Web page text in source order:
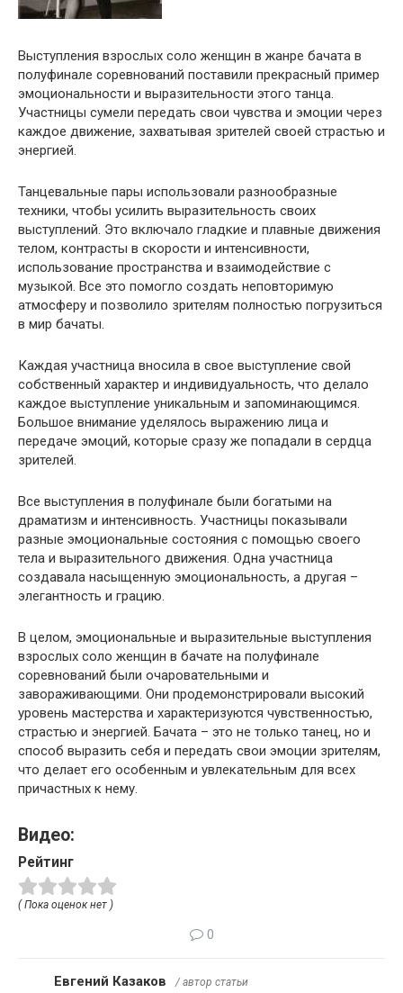
Выступления взрослых соло женщин в жанре бачата в
полуфинале соревнований поставили прекрасный пример
эмоциональности и выразительности этого танца.
Участницы сумели передать свои чувства и эмоции через
каждое движение, захватывая зрителей своей страстью и
энергией.
Танцевальные пары использовали разнообразные
техники, чтобы усилить выразительность своих
выступлений. Это включало гладкие и плавные движения
телом, контрасты в скорости и интенсивности,
использование пространства и взаимодействие с
музыкой. Все это помогло создать неповторимую
атмосферу и позволило зрителям полностью погрузиться
в мир бачаты.
Каждая участница вносила в свое выступление свой
собственный характер и индивидуальность, что делало
каждое выступление уникальным и запоминающимся.
Большое внимание уделялось выражению лица и
передаче эмоций, которые сразу же попадали в сердца
зрителей.
Все выступления в полуфинале были богатыми на
драматизм и интенсивность. Участницы показывали
разные эмоциональные состояния с помощью своего
тела и выразительного движения. Одна участница
создавала насыщенную эмоциональность, а другая –
элегантность и грацию.
В целом, эмоциональные и выразительные выступления
взрослых соло женщин в бачате на полуфинале
соревнований были очаровательными и
завораживающими. Они продемонстрировали высокий
уровень мастерства и характеризуются чувственностью,
страстью и энергией. Бачата – это не только танец, но и
способ выразить себя и передать свои эмоции зрителям,
что делает его особенным и увлекательным для всех
причастных к нему.
Видео:
Рейтинг
( Пока оценок нет )
0
Евгений Казаков / автор статьи